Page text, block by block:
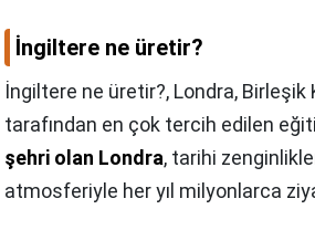
İngiltere ne üretir?
İngiltere ne üretir?, Londra, Birleşik
tarafından en çok tercih edilen
şehri olan Londra, tarihi
atmosferiyle her yıl milyonlarca